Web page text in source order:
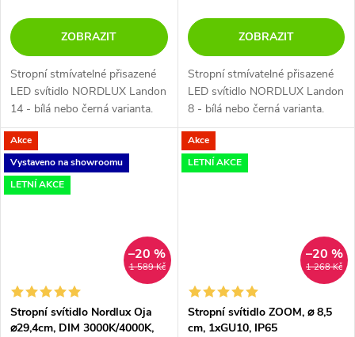
ZOBRAZIT
Stropní stmívatelné přisazené
LED svítidlo NORDLUX Landon
14 - bílá nebo černá varianta.
ZOBRAZIT
Stropní stmívatelné přisazené
LED svítidlo NORDLUX Landon
8 - bílá nebo černá varianta.
Akce
Vystaveno na showroomu
LETNÍ AKCE
1 589 Kč
–20 %
Stropní svítidlo Nordlux Oja
⌀29,4cm, DIM 3000K/4000K,
Akce
LETNÍ AKCE
1 268 Kč
–20 %
Stropní svítidlo ZOOM, ⌀ 8,5
cm, 1xGU10, IP65